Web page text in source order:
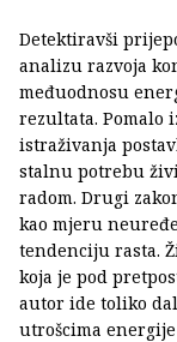
Detektiravši
analizu razvoja
međuodnosu
rezultata. Pomalo
istraživanja
stalnu potrebu
radom. Drugi
kao mjeru
tendenciju rasta.
koja je pod
autor ide toliko
utrošcima